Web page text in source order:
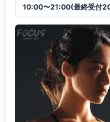
10:00〜21:00(最終受付